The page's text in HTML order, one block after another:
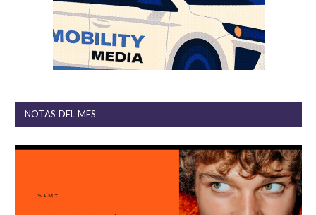
NOTAS DEL MES